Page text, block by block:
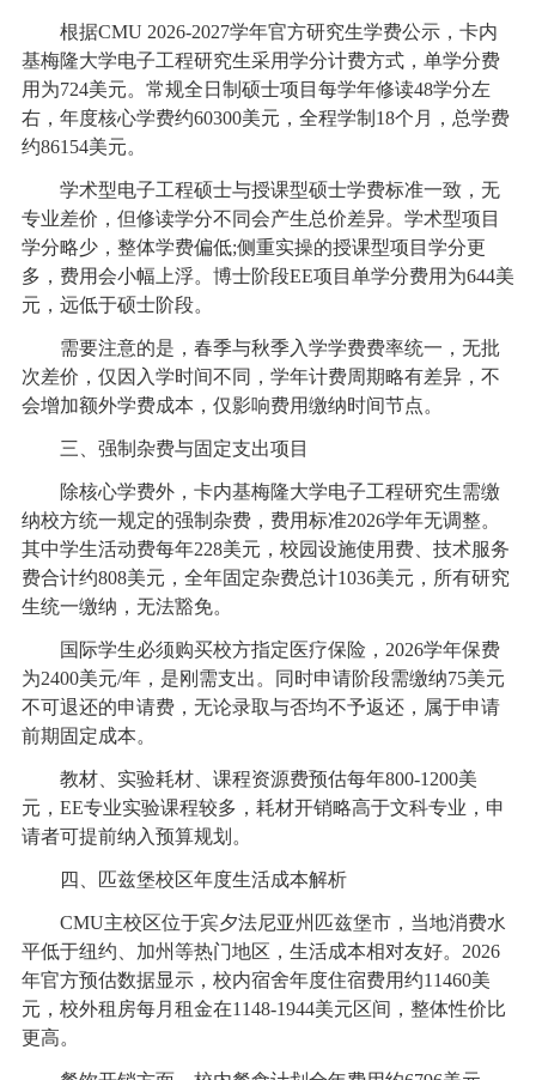
根据CMU 2026-2027学年官方研究生学费公示，卡内
基梅隆大学电子工程研究生采用学分计费方式，单学分费
用为724美元。常规全日制硕士项目每学年修读48学分左
右，年度核心学费约60300美元，全程学制18个月，总学费
约86154美元。
学术型电子工程硕士与授课型硕士学费标准一致，无
专业差价，但修读学分不同会产生总价差异。学术型项目
学分略少，整体学费偏低;侧重实操的授课型项目学分更
多，费用会小幅上浮。博士阶段EE项目单学分费用为644美
元，远低于硕士阶段。
需要注意的是，春季与秋季入学学费费率统一，无批
次差价，仅因入学时间不同，学年计费周期略有差异，不
会增加额外学费成本，仅影响费用缴纳时间节点。
三、强制杂费与固定支出项目
除核心学费外，卡内基梅隆大学电子工程研究生需缴
纳校方统一规定的强制杂费，费用标准2026学年无调整。
其中学生活动费每年228美元，校园设施使用费、技术服务
费合计约808美元，全年固定杂费总计1036美元，所有研究
生统一缴纳，无法豁免。
国际学生必须购买校方指定医疗保险，2026学年保费
为2400美元/年，是刚需支出。同时申请阶段需缴纳75美元
不可退还的申请费，无论录取与否均不予返还，属于申请
前期固定成本。
教材、实验耗材、课程资源费预估每年800-1200美
元，EE专业实验课程较多，耗材开销略高于文科专业，申
请者可提前纳入预算规划。
四、匹兹堡校区年度生活成本解析
CMU主校区位于宾夕法尼亚州匹兹堡市，当地消费水
平低于纽约、加州等热门地区，生活成本相对友好。2026
年官方预估数据显示，校内宿舍年度住宿费用约11460美
元，校外租房每月租金在1148-1944美元区间，整体性价比
更高。